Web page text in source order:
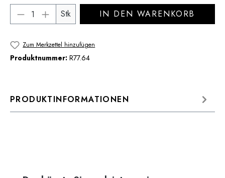
Produkt Anzahl: Gib den gewünschten
Stk IN DEN WARENKORB
Zum Merkzettel hinzufügen
Produktnummer: R77.64
PRODUKTINFORMATIONEN